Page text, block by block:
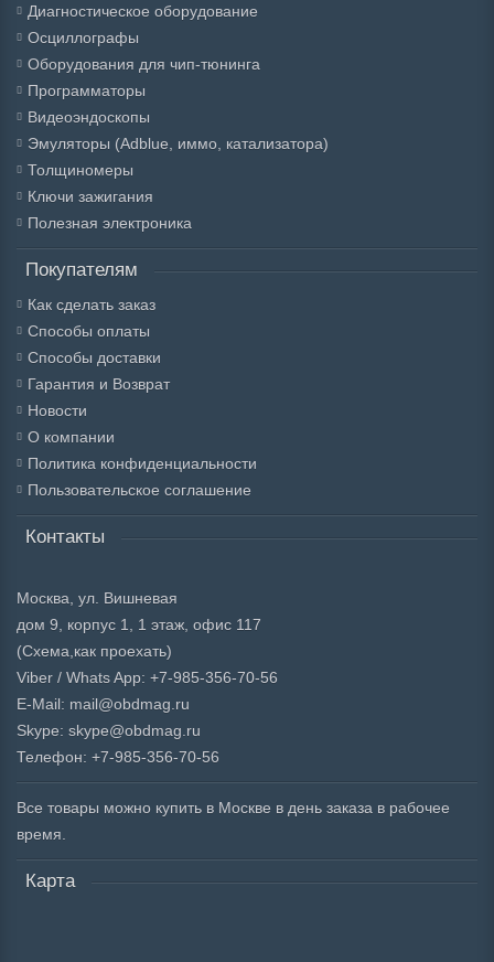
Диагностическое оборудование
Осциллографы
Оборудования для чип-тюнинга
Программаторы
Видеоэндоскопы
Эмуляторы (Adblue, иммо, катализатора)
Толщиномеры
Ключи зажигания
Полезная электроника
Покупателям
Как сделать заказ
Способы оплаты
Способы доставки
Гарантия и Возврат
Новости
О компании
Политика конфиденциальности
Пользовательское соглашение
Контакты
Москва, ул. Вишневая
дом 9, корпус 1, 1 этаж, офис 117
(Схема, как проехать)
Viber / Whats App: +7-985-356-70-56
E-Mail: mail@obdmag.ru
Skype: skype@obdmag.ru
Телефон: +7-985-356-70-56
Все товары можно купить в Москве в день заказа в рабочее
время.
Карта